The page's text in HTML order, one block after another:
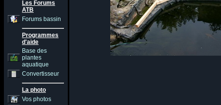
Les Forums
ATB
Forums bassin
Programmes
d'aide
Base des
plantes
aquatique
Convertisseur
La photo
Vos photos